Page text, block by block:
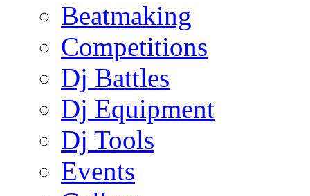
Beatmaking
Competitions
Dj Battles
Dj Equipment
Dj Tools
Events